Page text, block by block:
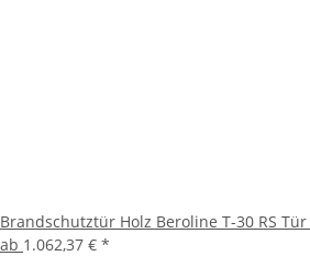
Brandschutztür Holz Beroline T-30 RS
ab 1.062,37 € *